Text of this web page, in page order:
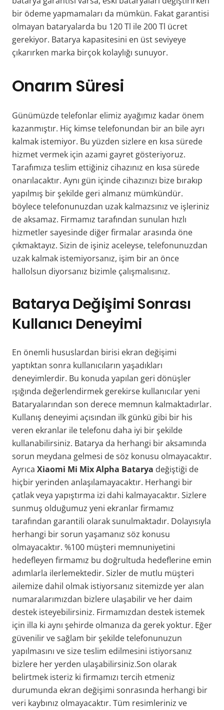
bir ödeme yapmamaları da mümkün. Fakat garantisi
olmayan bataryalarda bu 120 Tl ile 200 Tl ücret
gerekiyor. Batarya kapasitesini en üst seviyeye
çıkarırken marka birçok kolaylığı sunuyor.
Onarım Süresi
Günümüzde telefonlar elimiz ayağımız kadar önem
kazanmıştır. Hiç kimse telefonundan bir an bile ayrı
kalmak istemiyor. Bu yüzden sizlere en kısa sürede
hizmet vermek için azami gayret gösteriyoruz.
Tarafımıza teslim ettiğiniz cihazınız en kısa sürede
onarılacaktır. Aynı gün içinde cihazınızı bize bırakıp
yapılmış bir şekilde geri almanız mümkündür.
böylece telefonunuzdan uzak kalmazsınız ve işleriniz
de aksamaz. Firmamız tarafından sunulan hızlı
hizmetler sayesinde diğer firmalar arasında öne
çıkmaktayız. Sizin de işiniz aceleyse, telefonunuzdan
uzak kalmak istemiyorsanız, işim bir an önce
hallolsun diyorsanız bizimle çalışmalısınız.
Batarya Değişimi Sonrası
Kullanıcı Deneyimi
En önemli hususlardan birisi ekran değişimi
yaptıktan sonra kullanıcıların yaşadıkları
deneyimlerdir. Bu konuda yapılan geri dönüşler
ışığında değerlendirmek gerekirse kullanıcılar yeni
Bataryalarından son derece memnun kalmaktadırlar.
Kullanış deneyimi açısından ilk günkü gibi bir his
veren ekranlar ile telefonu daha iyi bir şekilde
kullanabilirsiniz. Batarya da herhangi bir aksamında
sorun meydana gelmesi de söz konusu olmayacaktır.
Ayrıca Xiaomi Mi Mix Alpha Batarya değiştiği de
hiçbir yerinden anlaşılamayacaktır. Herhangi bir
çatlak veya yapıştırma izi dahi kalmayacaktır. Sizlere
sunmuş olduğumuz yeni ekranlar firmamız
tarafından garantili olarak sunulmaktadır. Dolayısıyla
herhangi bir sorun yaşamanız söz konusu
olmayacaktır. %100 müşteri memnuniyetini
hedefleyen firmamız bu doğrultuda hedeflerine emin
adımlarla ilerlemektedir. Sizler de mutlu müşteri
ailemize dahil olmak istiyorsanız sitemizde yer alan
numaralarımızdan bizlere ulaşabilir ve her daim
destek isteyebilirsiniz. Firmamızdan destek istemek
için illa ki aynı şehirde olmanıza da gerek yoktur. Eğer
güvenilir ve sağlam bir şekilde telefonunuzun
yapılmasını ve size teslim edilmesini istiyorsanız
bizlere her yerden ulaşabilirsiniz.Son olarak
belirtmek isteriz ki firmamızı tercih etmeniz
durumunda ekran değişimi sonrasında herhangi bir
veri kaybınız olmayacaktır. Tüm resimleriniz ve